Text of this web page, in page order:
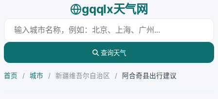
gqqlx天气网
查询天气
首页 / 城市 / 新疆维吾尔自治区 / 阿合奇县出行建议